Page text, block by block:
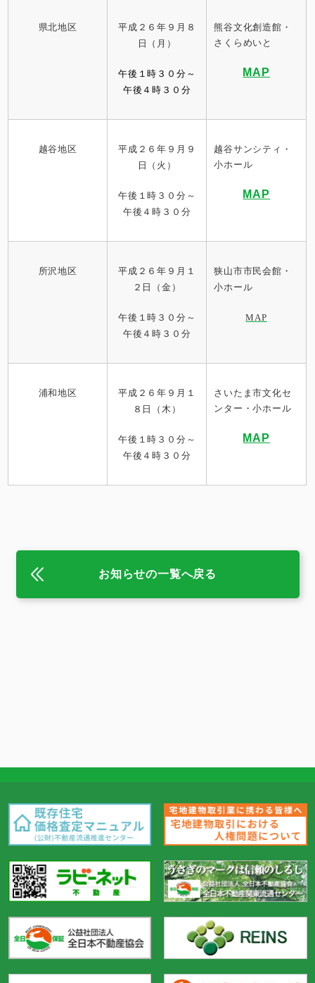
県北地区 平成２６年９ 月８
日（月）
午後１時３０分～
午後４時３０分
熊谷文化創造館・
さくらめいと
MAP
越谷地区
平成２６年９月９
日（火）
午後１時３０分～
午後４時３０分
越谷サンシティ・
小ホール
MAP
所沢地区 平成２６年９ 月１
２日（金）
午後１時３０分～
午後４時３０分
狭山市市民会館・
小ホール
MAP
浦和地区 平成２６年９ 月１
８日（木）
午後１時３０分～
午後４時３０分
さいたま市文化セ
ンター・小ホール
MAP
お知らせの一覧へ戻る